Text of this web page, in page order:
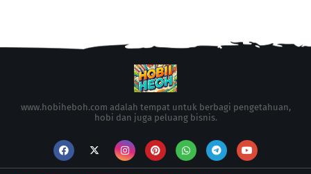
www.hobiheboh.com adalah tempat untuk berbagi pengetahuan,
hobi dan juga peluang bisnis.